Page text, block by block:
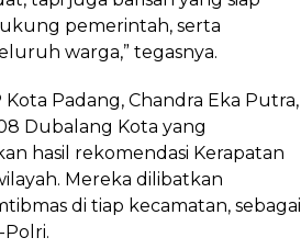
pemerintah, serta
warga,” tegasnya.
Padang, Chandra Eka Putra,
Dubalang Kota yang
hasil rekomendasi Kerapatan
Mereka dilibatkan
di tiap kecamatan, sebagai